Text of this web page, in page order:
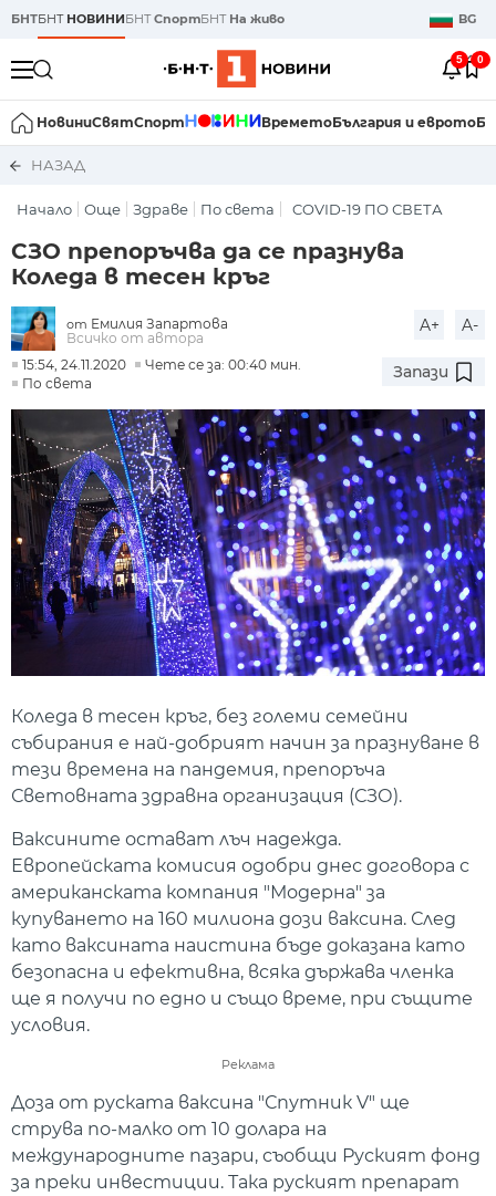
БНТБНТ НОВИНИБНТСпортБНТ На живо BG
5 0
НовиниСвятСпорт ВреметоБългария и еврото
НАЗАД
Начало Още Здраве По света COVID-19 ПО СВЕТА
СЗО препоръчва да се празнува
Коледа в тесен кръг
от Емилия Запартова
Всичко от автора
A+ A-
15:54, 24.11.2020
Чете се за: 00:40 мин.
По света
Запази
Коледа в тесен кръг, без големи семейни
събирания е най-добрият начин за празнуване в
тези времена на пандемия, препоръча
Световната здравна организация (СЗО).
Ваксините остават лъч надежда.
Европейската комисия одобри днес договора с
американската компания "Модерна" за
купуването на 160 милиона дози ваксина. След
като ваксината наистина бъде доказана като
безопасна и ефективна, всяка държава членка
ще я получи по едно и също време, при същите
условия.
Реклама
Доза от руската ваксина "Спутник V" ще
струва по-малко от 10 долара на
международните пазари, съобщи Руският фонд
за преки инвестиции. Така руският препарат